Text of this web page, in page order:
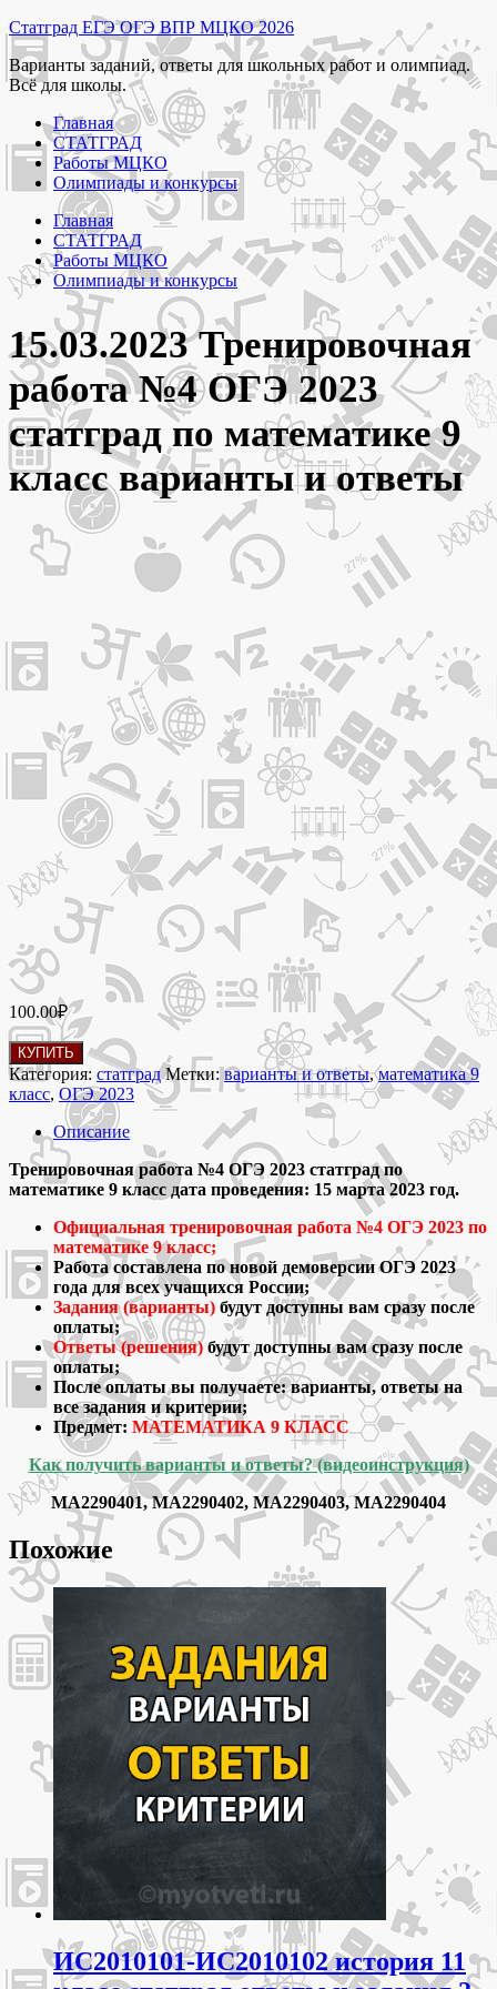
Перейти
к
содержимому
Статград ЕГЭ ОГЭ ВПР МЦКО 2026
Варианты заданий, ответы для школьных работ и олимпиад.
Всё для школы.
Главная
СТАТГРАД
Работы МЦКО
Олимпиады и конкурсы
Главная
СТАТГРАД
Работы МЦКО
Олимпиады и конкурсы
15.03.2023 Тренировочная
работа №4 ОГЭ 2023
статград по математике 9
класс варианты и ответы
100.00₽
Количество
товара
15.03.2023
Тренировочная
работа
№4
ОГЭ
2023
математике
класс
варианты
ответы
КУПИТЬ
Категория: статград Метки:варианты и ответы,математика 9
класс, ОГЭ 2023
Описание
Тренировочная работа №4 ОГЭ 2023 статград по
математике 9 класс дата проведения: 15 марта 2023 год.
Официальная тренировочная работа №4 ОГЭ 2023 по
математике 9 класс;
Работа составлена по новой демоверсии ОГЭ 2023
года для всех учащихся России;
Задания (варианты) будут доступны вам сразу после
оплаты;
Ответы (решения) будут доступны вам сразу после
оплаты;
После оплаты вы получаете: варианты, ответы на
все задания и критерии;
Предмет: МАТЕМАТИКА 9 КЛАСС
Как получить варианты и ответы? (видеоинструкция)
МА2290401, МА2290402, МА2290403, МА2290404
Похожие
ИС2010101-ИС2010102 история 11